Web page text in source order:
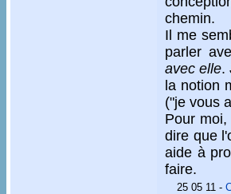
chemin.
Il me
parler
avec elle.
la notion
("je vous
Pour
dire que
aide à
faire.
25 05 11 -